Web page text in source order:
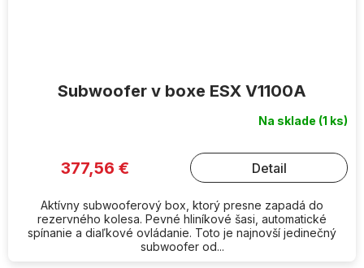
Subwoofer v boxe ESX V1100A
Na sklade (1 ks)
377,56 € Detail
Aktívny subwooferový box, ktorý presne zapadá do
rezervného kolesa. Pevné hliníkové šasi, automatické
spínanie a diaľkové ovládanie. Toto je najnovší jedinečný
subwoofer od...